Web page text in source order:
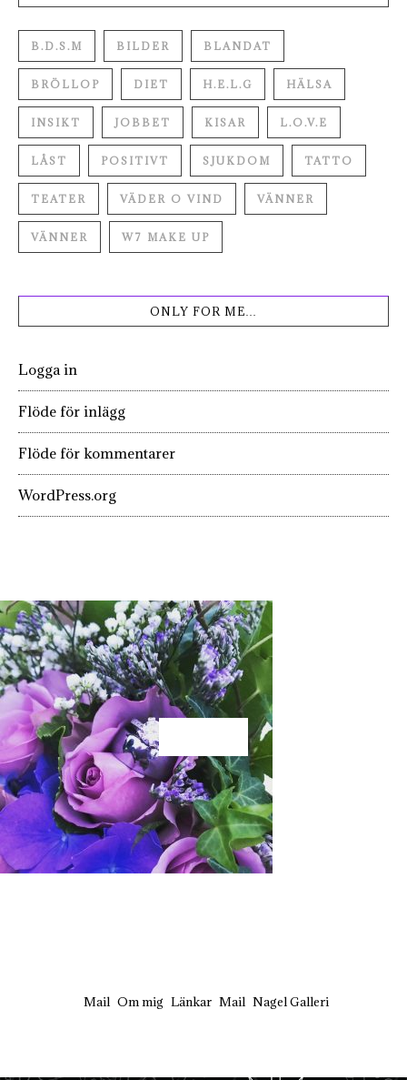
B.D.S.M BILDER BLANDAT
BRÖLLOP DIET H.E.L.G HÄLSA
INSIKT JOBBET KISAR L.O.V.E
LÅST POSITIVT SJUKDOM TATTO
TEATER VÄDER O VIND VÄNNER
VÄNNER W7 MAKE UP
ONLY FOR ME…
Logga in
Flöde för inlägg
Flöde för kommentarer
WordPress.org
Mail Om mig Länkar Mail Nagel Galleri